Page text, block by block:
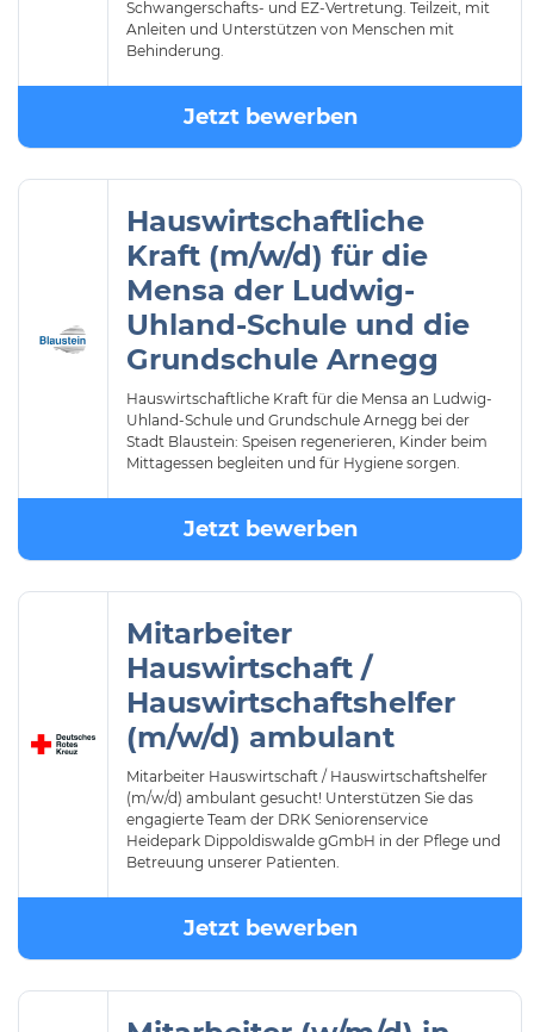
Schwangerschafts- und EZ-Vertretung. Teilzeit, mit
Anleiten und Unterstützen von Menschen mit
Behinderung.
Jetzt bewerben
Hauswirtschaftliche
Kraft (m/w/d) für die
Mensa der Ludwig-
Uhland-Schule und die
Grundschule Arnegg
Hauswirtschaftliche Kraft für die Mensa an Ludwig-
Uhland-Schule und Grundschule Arnegg bei der
Stadt Blaustein: Speisen regenerieren, Kinder beim
Mittagessen begleiten und für Hygiene sorgen.
Jetzt bewerben
Mitarbeiter
Hauswirtschaft /
Hauswirtschaftshelfer
(m/w/d) ambulant
Mitarbeiter Hauswirtschaft / Hauswirtschaftshelfer
(m/w/d) ambulant gesucht! Unterstützen Sie das
engagierte Team der DRK Seniorenservice
Heidepark Dippoldiswalde gGmbH in der Pflege und
Betreuung unserer Patienten.
Jetzt bewerben